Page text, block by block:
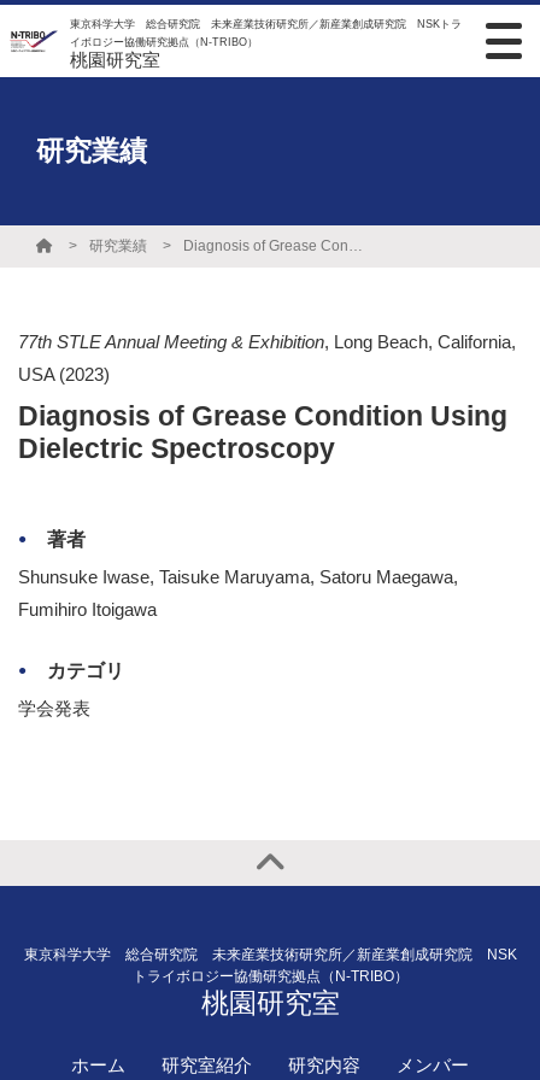
東京科学大学 総合研究院 未来産業技術研究所／新産業創成研究院 NSKトラ
イボロジー協働研究拠点（N-TRIBO）
桃園研究室
研究業績
研究業績 Diagnosis of Grease Condition Using Dielectric Spectroscopy
77th STLE Annual Meeting & Exhibition, Long Beach, California,
USA (2023)
Diagnosis of Grease Condition Using
Dielectric Spectroscopy
著者
Shunsuke Iwase, Taisuke Maruyama, Satoru Maegawa,
Fumihiro Itoigawa
カテゴリ
学会発表
東京科学大学 総合研究院 未来産業技術研究所／新産業創成研究院 NSK
トライボロジー協働研究拠点（N-TRIBO）
桃園研究室
ホーム 研究室紹介 研究内容 メンバー